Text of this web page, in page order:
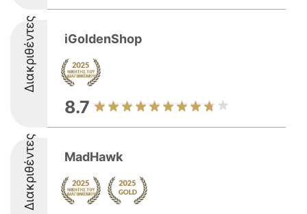
Διακριθέντες iGoldenShop
8.7
Διακριθέντες MadHawk